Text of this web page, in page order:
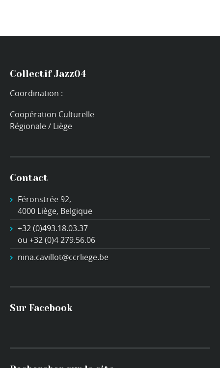
Collectif Jazz04
Coordination :
Coopération Culturelle
Régionale / Liège
Contact
Féronstrée 92,
4000 Liège, Belgique
+32 (0)493.18.03.37
ou +32 (0)4 279.56.06
nina.cavillot@ccrliege.be
Sur Facebook